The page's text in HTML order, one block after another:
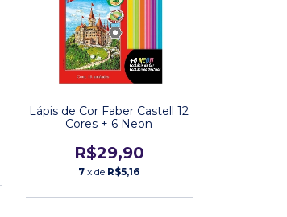
Lápis de Cor Faber Castell 12
Cores + 6 Neon
R$29,90
7 x de R$5,16